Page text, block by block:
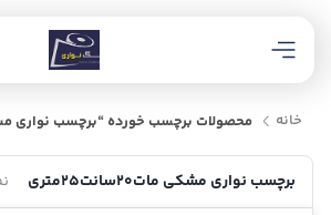
خانه محصولات برچسب خورده “برچسب نواری مشکی
برچسب نواری مشکی مات20سانت25متری